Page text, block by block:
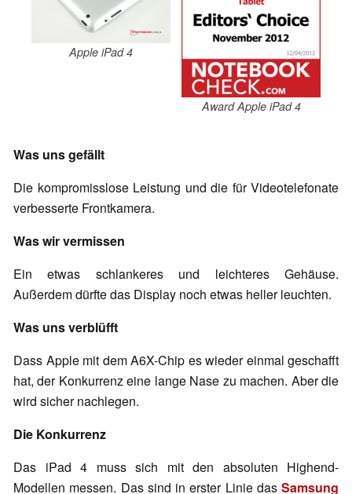
Apple iPad 4
Award Apple iPad 4
Was uns gefällt
Die kompromisslose Leistung und die für Videotelefonate
verbesserte Frontkamera.
Was wir vermissen
Ein etwas schlankeres und leichteres Gehäuse.
Außerdem dürfte das Display noch etwas heller leuchten.
Was uns verblüfft
Dass Apple mit dem A6X-Chip es wieder einmal geschafft
hat, der Konkurrenz eine lange Nase zu machen. Aber die
wird sicher nachlegen.
Die Konkurrenz
Das iPad 4 muss sich mit den absoluten Highend-
Modellen messen. Das sind in erster Linie das Samsung